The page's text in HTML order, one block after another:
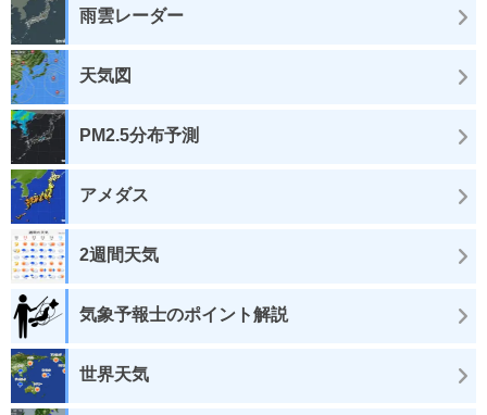
雨雲レーダー
天気図
PM2.5分布予測
アメダス
2週間天気
気象予報士のポイント解説
世界天気